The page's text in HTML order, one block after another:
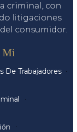
criminal, con
litigaciones
consumidor.
Mi
De Trabajadores